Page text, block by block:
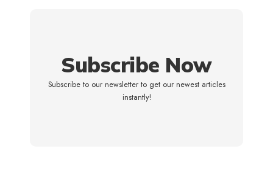
Subscribe Now
Subscribe to our newsletter to get our newest articles
instantly!